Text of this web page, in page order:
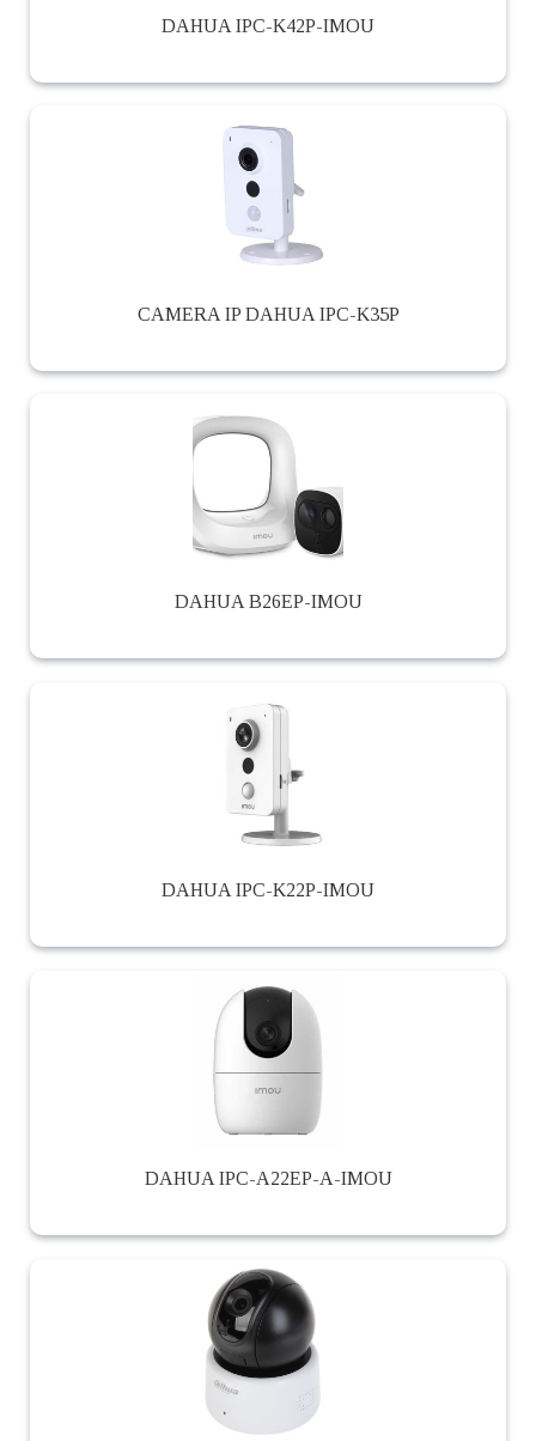
DAHUA IPC-K42P-IMOU
CAMERA IP DAHUA IPC-K35P
DAHUA B26EP-IMOU
DAHUA IPC-K22P-IMOU
DAHUA IPC-A22EP-A-IMOU